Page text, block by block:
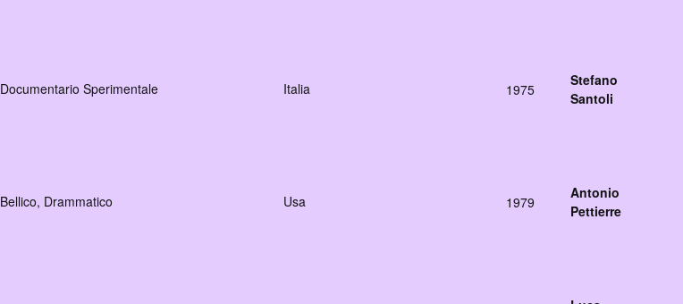
Documentario Sperimentale Italia 1975
Stefano
Santoli
Bellico, Drammatico Usa 1979
Antonio
Pettierre